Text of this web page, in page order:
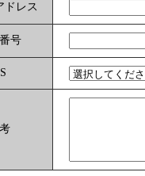
ドレス
号